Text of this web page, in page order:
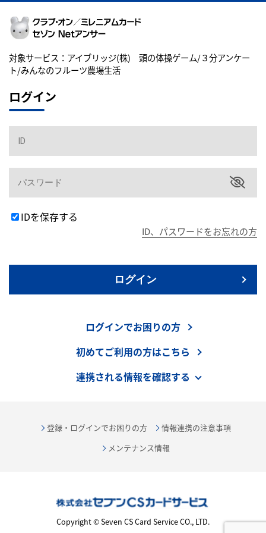
対象サービス： アイブリッジ(株) 頭の体操ゲーム/３分アンケー
ト/みんなのフルーツ農場生活
ログイン
IDを保存する
ID、パスワードをお忘れの方
ログイン
ログインでお困りの方
初めてご利用の方はこちら
連携される情報を確認する
登録・ログインでお困りの方
情報連携の注意事項
メンテナンス情報
Copyright © Seven CS Card Service CO., LTD.